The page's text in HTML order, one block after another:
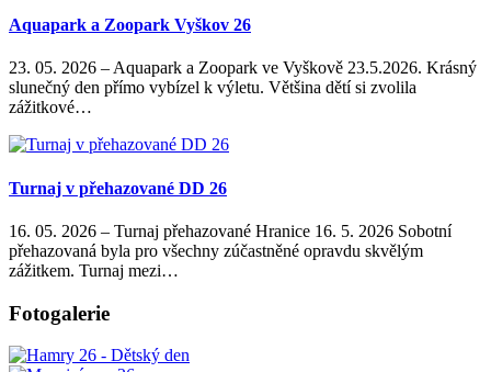
Aquapark a Zoopark Vyškov 26
23. 05. 2026 –Aquapark a Zoopark ve Vyškově 23.5.2026. Krásný
slunečný den přímo vybízel k výletu. Většina dětí si zvolila
zážitkové…
Turnaj v přehazované DD 26
16. 05. 2026 – Turnaj přehazované Hranice 16. 5. 2026 Sobotní
přehazovaná byla pro všechny zúčastněné opravdu skvělým
zážitkem. Turnaj mezi…
Fotogalerie